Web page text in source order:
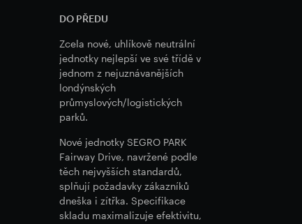
DO PŘEDU
Zcela nové, uhlíkově neutrální
jednotky nejlepší ve své třídě v
jednom z nejuznávanějších
londýnských
průmyslových/logistických
parků.
Nové jednotky SEGRO PARK
Fairway Drive, navržené podle
těch nejvyšších standardů,
splňují požadavky zákazníků
dneška i zítřka. Specifikace
skladu maximalizuje efektivitu,